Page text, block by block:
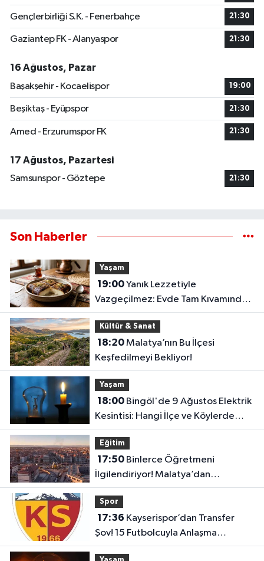
Gençlerbirliği S.K. - Fenerbahçe 21:30
Gaziantep FK - Alanyaspor 21:30
16 Ağustos, Pazar
Başakşehir - Kocaelispor
19:00
Beşiktaş - Eyüpspor 21:30
Amed - Erzurumspor FK 21:30
17 Ağustos, Pazartesi
Samsunspor - Göztepe
21:30
Son Haberler
Yaşam
19:00Yanık Lezzetiyle
Vazgeçilmez: Evde Tam Kıvamında
Kazandibi Tarifi
Kültür & Sanat
18:20Malatya’nın Bu İlçesi
Keşfedilmeyi Bekliyor!
Yaşam
18:00Bingöl'de 9 Ağustos Elektrik
Kesintisi: Hangi İlçe ve Köylerde
Elektrikler Kesilecek?
Eğitim
17:50Binlerce Öğretmeni
İlgilendiriyor! Malatya’dan
Bakanlığa “İl Emri” Çağrısı
Spor
17:36
Şov! 15 Futbolcuyla Anlaşma
Sağlandı